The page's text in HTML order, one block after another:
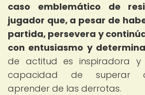
caso emblemático de
jugador que, a pesar de
partida, persevera y
con entusiasmo y
de actitud es inspiradora y
capacidad de superar
aprender de las derrotas.